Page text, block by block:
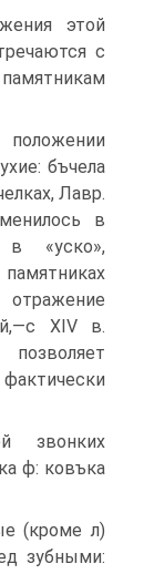
этой
с
бъчела
Лавр.
в
в «уско»,
XIV в.
звонких
ф: ковъка
(кроме л)
зубными: